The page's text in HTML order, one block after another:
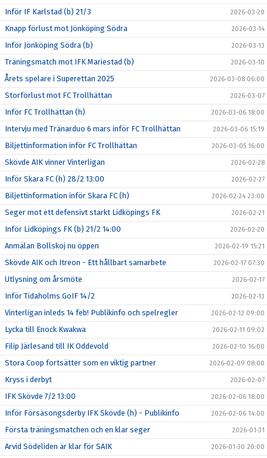
Inför IF Karlstad (b) 21/3 2026-03-20
Knapp förlust mot Jönköping Södra 2026-03-14
Inför Jönköping Södra (b) 2026-03-13
Träningsmatch mot IFK Mariestad (b) 2026-03-10
Årets spelare i Superettan 2025 2026-03-08 06:00
Storförlust mot FC Trollhättan 2026-03-07
Inför FC Trollhättan (h) 2026-03-06 18:00
Intervju med Tränarduo 6 mars inför FC Trollhättan 2026-03-06 15:19
Biljettinformation inför FC Trollhättan 2026-03-05 16:00
Skövde AIK vinner Vinterligan 2026-02-28
Inför Skara FC (h) 28/2 13:00 2026-02-27
Biljettinformation inför Skara FC (h) 2026-02-24 23:00
Seger mot ett defensivt starkt Lidköpings FK 2026-02-21
Inför Lidköpings FK (b) 21/2 14:00 2026-02-20
Anmälan Bollskoj nu öppen 2026-02-19 15:21
Skövde AIK och Itreon - Ett hållbart samarbete 2026-02-17 07:30
Utlysning om årsmöte 2026-02-17
Inför Tidaholms GoIF 14/2 2026-02-13
Vinterligan inleds 14 feb! Publikinfo och spelregler 2026-02-12 09:00
Lycka till Enock Kwakwa 2026-02-11 09:02
Filip Järlesand till IK Oddevold 2026-02-10 16:00
Stora Coop fortsätter som en viktig partner 2026-02-09 08:00
Kryss i derbyt 2026-02-07
IFK Skövde 7/2 13:00 2026-02-06 18:00
Inför Försäsongsderby IFK Skövde (h) - Publikinfo 2026-02-06 14:00
Första träningsmatchen och en klar seger 2026-01-31
Arvid Södeliden är klar för SAIK 2026-01-30 20:00